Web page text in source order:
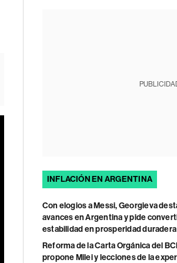
INFLACIÓN EN ARGENTINA
Con elogios a Messi, Georgieva
avances en Argentina y pide
estabilidad en prosperidad duradera
Reforma de la Carta Orgánica del
propone Milei y lecciones de la